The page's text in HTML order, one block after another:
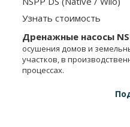
Узнать стоимость
Дренажные насосы
осушения домов и
участков, в
процессах.